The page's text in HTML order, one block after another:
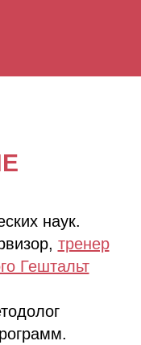
наук.
тренер
Гештальт